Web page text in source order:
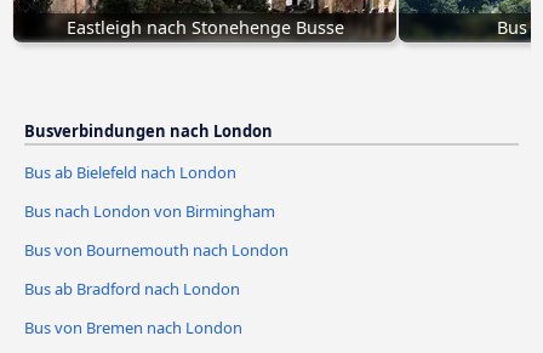
Eastleigh nach Stonehenge Busse Bus
Busverbindungen nach London
Bus ab Bielefeld nach London
Bus nach London von Birmingham
Bus von Bournemouth nach London
Bus ab Bradford nach London
Bus von Bremen nach London